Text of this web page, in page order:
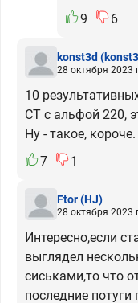
9
6
konst3d
28 октября 2023
10
СТ с альфой 220,
Ну - такое, короче.
7
1
Ftor(HJ)
28 октября 2023
Интересно,если
выглядел
сиськами,то что
последние